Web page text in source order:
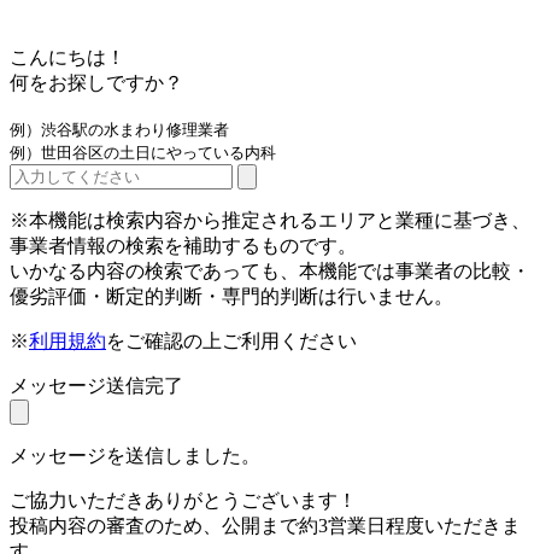
こんにちは！
何をお探しですか？
例）渋谷駅の水まわり修理業者
例）世田谷区の土日にやっている内科
※本機能は検索内容から推定されるエリアと業種に基づき、
事業者情報の検索を補助するものです。
いかなる内容の検索であっても、本機能では事業者の比較・
優劣評価・断定的判断・専門的判断は行いません。
※利用規約をご確認の上ご利用ください
メッセージ送信完了
メッセージを送信しました。
ご協力いただきありがとうございます！
投稿内容の審査のため、公開まで約3営業日程度いただきま